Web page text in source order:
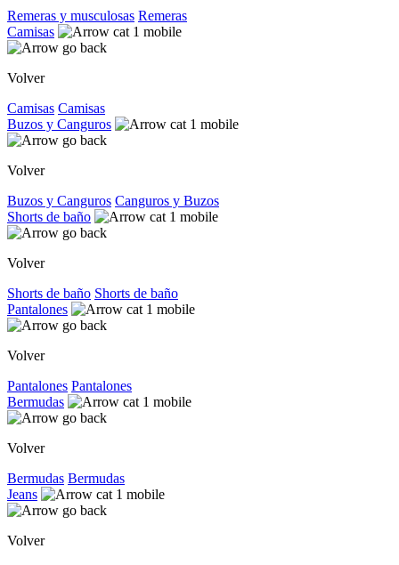
Remeras y musculosas Remeras
Camisas
Volver
Camisas Camisas
Buzos y Canguros
Volver
Buzos y Canguros Canguros y Buzos
Shorts de baño
Volver
Shorts de baño Shorts de baño
Pantalones
Volver
Pantalones Pantalones
Bermudas
Volver
Bermudas Bermudas
Jeans
Volver